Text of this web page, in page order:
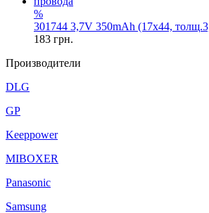
%
301744 3,7V 350mAh (17x44,
183 грн.
Производители
DLG
GP
Keeppower
MIBOXER
Panasonic
Samsung